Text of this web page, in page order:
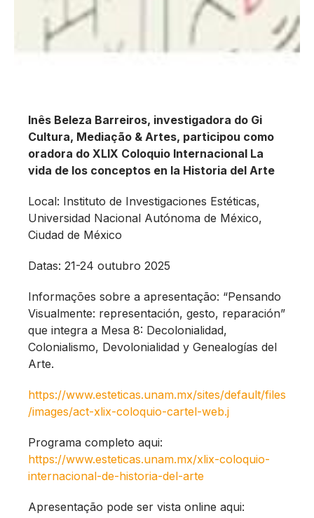
Inês Beleza Barreiros, investigadora do Gi
Cultura, Mediação & Artes, participou como
oradora do XLIX Coloquio Internacional La
vida de los conceptos en la Historia del Arte
Local: Instituto de Investigaciones Estéticas,
Universidad Nacional Autónoma de México,
Ciudad de México
Datas: 21-24 outubro 2025
Informações sobre a apresentação: “Pensando
Visualmente: representación, gesto, reparación”
que integra a Mesa 8: Decolonialidad,
Colonialismo, Devolonialidad y Genealogías del
Arte.
https://www.esteticas.unam.mx/sites/default/files
/images/act-xlix-coloquio-cartel-web.j
Programa completo aqui:
https://www.esteticas.unam.mx/xlix-coloquio-
internacional-de-historia-del-arte
Apresentação pode ser vista online aqui: